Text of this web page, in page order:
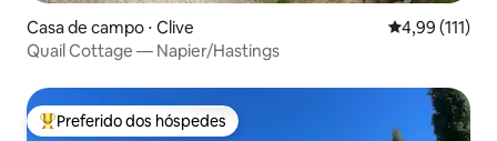
Casa de campo ⋅ Clive 4,99 de uma
4,99 (111)
Quail Cottage — Napier/Hastings
Entre os melhores preferidos dos hóspedes
Preferido dos hóspedes